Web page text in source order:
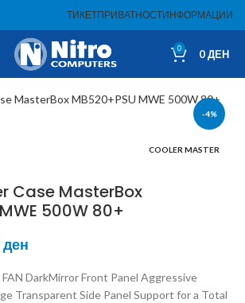
ТИКЕТПРИВАТНОСТИНФОРМАЦИИ
0 0ДЕН
-4%
COOLER MASTER
Case MasterBox
500W 80+
ден
FAN DarkMirror Front Panel Aggressive
Transparent Side Panel Support for a Total